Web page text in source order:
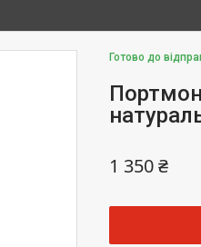
Готово до
1 350 ₴